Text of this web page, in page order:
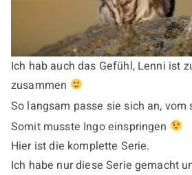
Ich hab auch das Gefühl, Lenni ist
zusammen
So langsam passe sie sich an,
Somit musste Ingo einspringen
Hier ist die komplette Serie.
Ich habe nur diese Serie gemacht